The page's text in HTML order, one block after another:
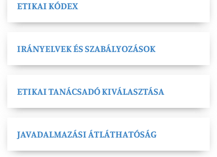
ETIKAI KÓDEX
IRÁNYELVEK ÉS SZABÁLYOZÁSOK
ETIKAI TANÁCSADÓ KIVÁLASZTÁSA
JAVADALMAZÁSI ÁTLÁTHATÓSÁG